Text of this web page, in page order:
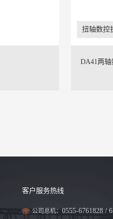
扭轴数控
DA41两
客户服务热线
公司总机： 0555-6761828 /